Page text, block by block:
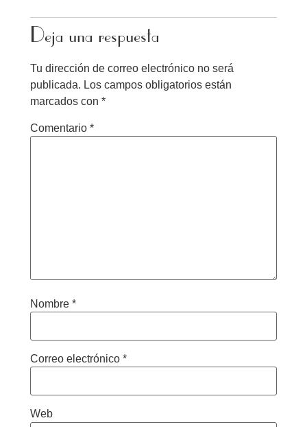
Deja una respuesta
Tu dirección de correo electrónico no será
publicada. Los campos obligatorios están
marcados con *
Comentario *
Nombre *
Correo electrónico *
Web